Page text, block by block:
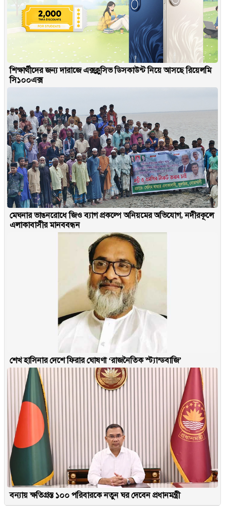
শিক্ষার্থীদের জন্য দারাজে এক্সক্লুসিভ ডিসকাউন্ট নিয়ে আসছে রিয়েলমি
সি১০০এক্স
মেঘনার ভাঙনরোধে জিও ব্যাগ প্রকল্পে অনিয়মের অভিযোগ, নদীরকূলে
এলাকাবাসীর মানববন্ধন
শেখ হাসিনার দেশে ফিরার ঘোষণা ‘রাজনৈতিক স্ট্যান্ডবাজি’
বন্যায় ক্ষতিগ্রস্ত ১০০ পরিবারকে নতুন ঘর দেবেন প্রধানমন্ত্রী